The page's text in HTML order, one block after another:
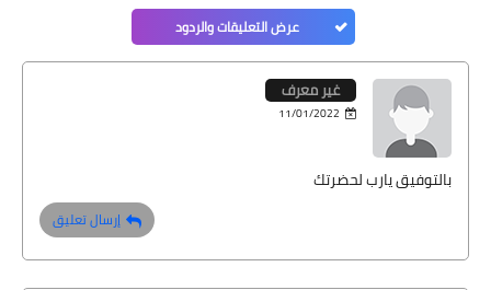
عرض التعليقات والردود
غير معرف
11/01/2022
بالتوفيق يارب لحضرتك
إرسال تعليق